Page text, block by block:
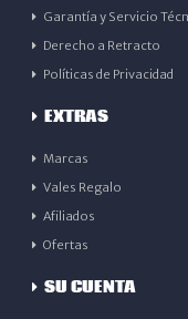
Garantía y Servicio
Derecho a Retracto
Políticas de Privacidad
EXTRAS
Marcas
Vales Regalo
Afiliados
Ofertas
SU CUENTA